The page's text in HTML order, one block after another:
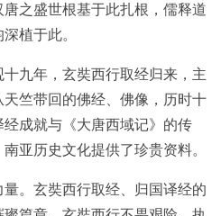
之盛世根基于此扎根，儒释道
植于此。
九年，玄奘西行取经归来，主
竺带回的佛经、佛像，历时十
成就与《大唐西域记》的传
亚历史文化提供了珍贵资料。
。玄奘西行取经、归国译经的